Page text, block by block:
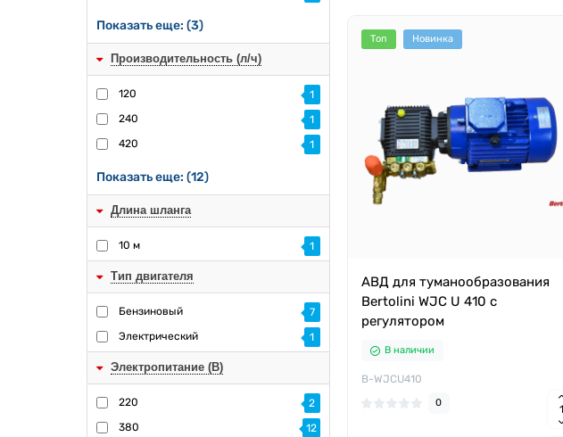
Показать еще: (3)
Производительность (л/ч)
120
1
240
1
420
1
Показать еще: (12)
Длина шланга
10 м 1
Тип двигателя
Бензиновый
7
Электрический
1
Электропитание (В)
220
2
380
12
Топ Новинка
АВД для туманообразования
Bertolini WJC U 410 c
регулятором
В наличии
B-WJCU410
0